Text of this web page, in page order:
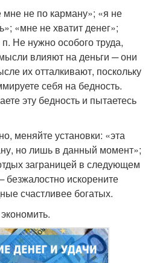
не по карману»; «я не
«мне не хватит денег»;
Не нужно особого труда,
влияют на деньги ─ они
их отталкивают, поскольку
себя на бедность.
эту бедность и пытаетесь
меняйте установки: «эта
но лишь в данный момент»;
заграницей в следующем
безжалостно искорените
счастливее богатых.